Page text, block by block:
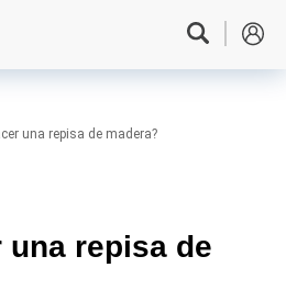
una repisa de madera?
una repisa de